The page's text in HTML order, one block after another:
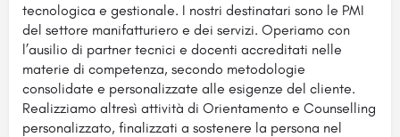
tecnologica e gestionale. I nostri destinatari sono le PMI
del settore manifatturiero e dei servizi. Operiamo con
l’ausilio di partner tecnici e docenti accreditati nelle
materie di competenza, secondo metodologie
consolidate e personalizzate alle esigenze del cliente.
Realizziamo altresì attività di Orientamento e Counselling
personalizzato, finalizzati a sostenere la persona nel